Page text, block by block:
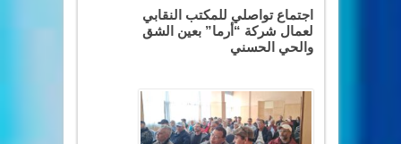
اجتماع تواصلي للمكتب النقابي
لعمال شركة “أرما” بعين الشق
والحي الحسني